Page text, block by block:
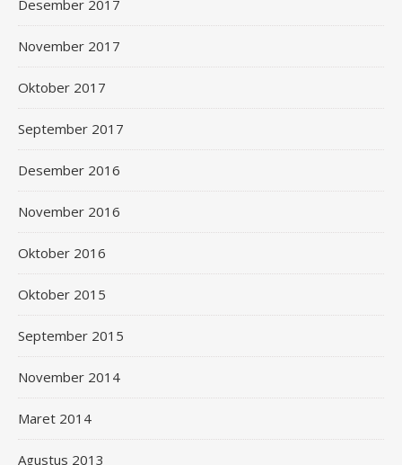
Desember 2017
November 2017
Oktober 2017
September 2017
Desember 2016
November 2016
Oktober 2016
Oktober 2015
September 2015
November 2014
Maret 2014
Agustus 2013